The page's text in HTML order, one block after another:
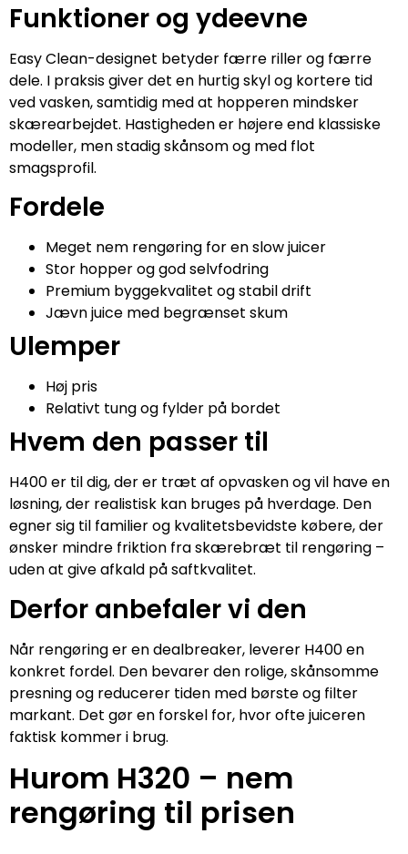
Funktioner og ydeevne
Easy Clean-designet betyder færre riller og færre
dele. I praksis giver det en hurtig skyl og kortere tid
ved vasken, samtidig med at hopperen mindsker
skærearbejdet. Hastigheden er højere end klassiske
modeller, men stadig skånsom og med flot
smagsprofil.
Fordele
Meget nem rengøring for en slow juicer
Stor hopper og god selvfodring
Premium byggekvalitet og stabil drift
Jævn juice med begrænset skum
Ulemper
Høj pris
Relativt tung og fylder på bordet
Hvem den passer til
H400 er til dig, der er træt af opvasken og vil have en
løsning, der realistisk kan bruges på hverdage. Den
egner sig til familier og kvalitetsbevidste købere, der
ønsker mindre friktion fra skærebræt til rengøring –
uden at give afkald på saftkvalitet.
Derfor anbefaler vi den
Når rengøring er en dealbreaker, leverer H400 en
konkret fordel. Den bevarer den rolige, skånsomme
presning og reducerer tiden med børste og filter
markant. Det gør en forskel for, hvor ofte juiceren
faktisk kommer i brug.
Hurom H320 – nem
rengøring til prisen